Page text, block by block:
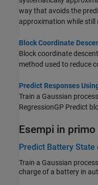
way that avoids the
approximation while still
Block Coordinate
Block coordinate
method used to reduce
Predict Responses
Train a Gaussian
RegressionGP Predict
Esempi in primo
Predict Battery
Train a Gaussian
charge of a